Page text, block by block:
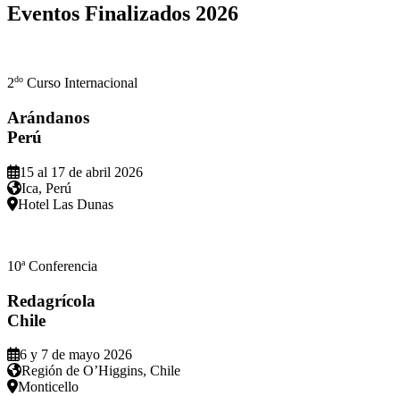
Eventos Finalizados 2026
2do Curso Internacional
Arándanos
Perú
15 al 17 de abril 2026
Ica, Perú
Hotel Las Dunas
10aConferencia
Redagrícola
Chile
6 y 7 de mayo 2026
Región de O’Higgins, Chile
Monticello